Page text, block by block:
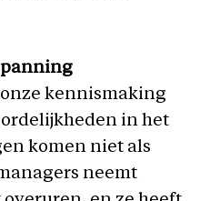
kennismaking
in het
komen niet als
neemt